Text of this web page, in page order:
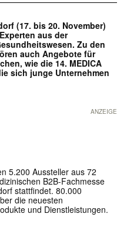
(17. bis 20. November)
aus der
Zu den
auch Angebote für
wie die 14. MEDICA
sich junge Unternehmen
ANZEIGE
5.200 Aussteller aus 72
B2B-Fachmesse
stattfindet. 80.000
die neuesten
und Dienstleistungen.